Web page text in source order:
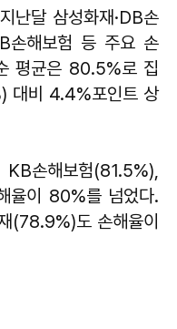
난달 삼성화재·DB손
손해보험 등 주요 손
평균은 80.5%로 집
대비 4.4%포인트 상
손해보험(81.5%),
율이 80%를 넘었다.
(78.9%)도 손해율이